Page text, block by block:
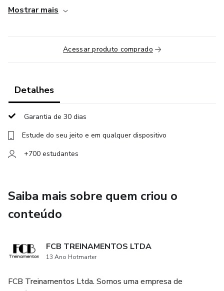
+ TIRA DÚVIDAS AO VIVO
+ GRUPO VIP DE WHATSAPP
Mostrar mais
Acessar produto comprado
Detalhes
Garantia de 30 dias
Estude do seu jeito e em qualquer dispositivo
+700 estudantes
Saiba mais sobre quem criou o
conteúdo
FCB TREINAMENTOS LTDA
13 Ano Hotmarter
FCB Treinamentos Ltda. Somos uma empresa de